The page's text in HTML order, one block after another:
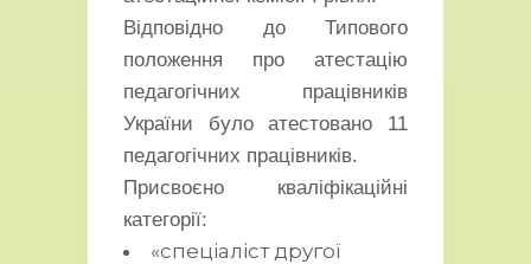
Відповідно до Типового
положення про атестацію
педагогічних працівників
України було атестовано 11
педагогічних працівників.
Присвоєно кваліфікаційні
категорії:
«спеціаліст другої